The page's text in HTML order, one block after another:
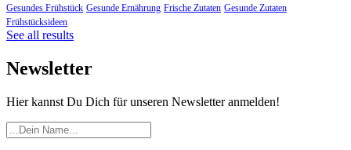
Gesundes Frühstück Gesunde Ernährung Frische Zutaten Gesunde Zutaten
Frühstücksideen
See all results
Newsletter
Hier kannst Du Dich für unseren Newsletter anmelden!